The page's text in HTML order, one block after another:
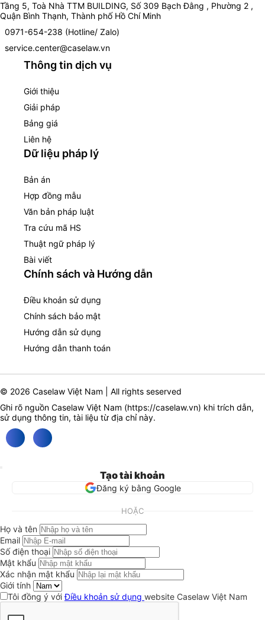
Tầng 5, Toà Nhà TTM BUILDING, Số 309 Bạch Đằng , Phường 2 ,
Quận Bình Thạnh, Thành phố Hồ Chí Minh
0971-654-238 (Hotline/ Zalo)
service.center@caselaw.vn
Thông tin dịch vụ
Giới thiệu
Giải pháp
Bảng giá
Liên hệ
Dữ liệu pháp lý
Bản án
Hợp đồng mẫu
Văn bản pháp luật
Tra cứu mã HS
Thuật ngữ pháp lý
Bài viết
Chính sách và Hướng dẫn
Điều khoản sử dụng
Chính sách bảo mật
Hướng dẫn sử dụng
Hướng dẫn thanh toán
© 2026 Caselaw Việt Nam | All rights seserved
Ghi rõ nguồn Caselaw Việt Nam (https://caselaw.vn) khi trích dẫn,
sử dụng thông tin, tài liệu từ địa chỉ này.
Tạo tài khoản
Đăng ký bằng Google
HOẶC
Họ và tên
Email
Số điện thoại
Mật khẩu
Xác nhận mật khẩu
Giới tính
Tôi đồng ý vớiĐiều khoản sử dụng website Caselaw Việt Nam